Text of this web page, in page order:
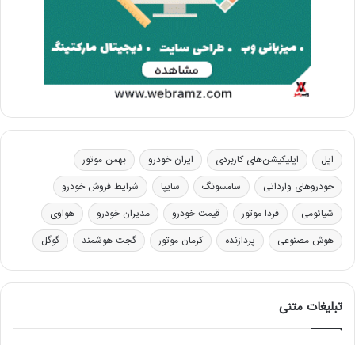
اپل اپلیکیشن‌های کاربردی ایران خودرو
بهمن موتور
خودروهای وارداتی
سامسونگ سایپا
شرایط فروش خودرو
شیائومی
فردا موتور قیمت خودرو مدیران خودرو
هواوی
هوش مصنوعی
پردازنده کرمان موتور گجت هوشمند گوگل
تبلیغات متنی